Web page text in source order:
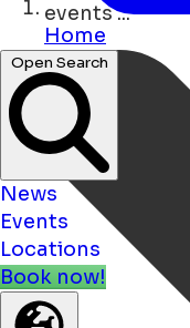
restaurants ...
Open Search
News
Events
Locations
Book now!
Home